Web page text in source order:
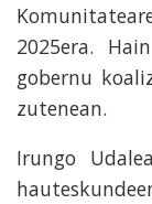
2025era.
gobernu
zutenean.
Irungo